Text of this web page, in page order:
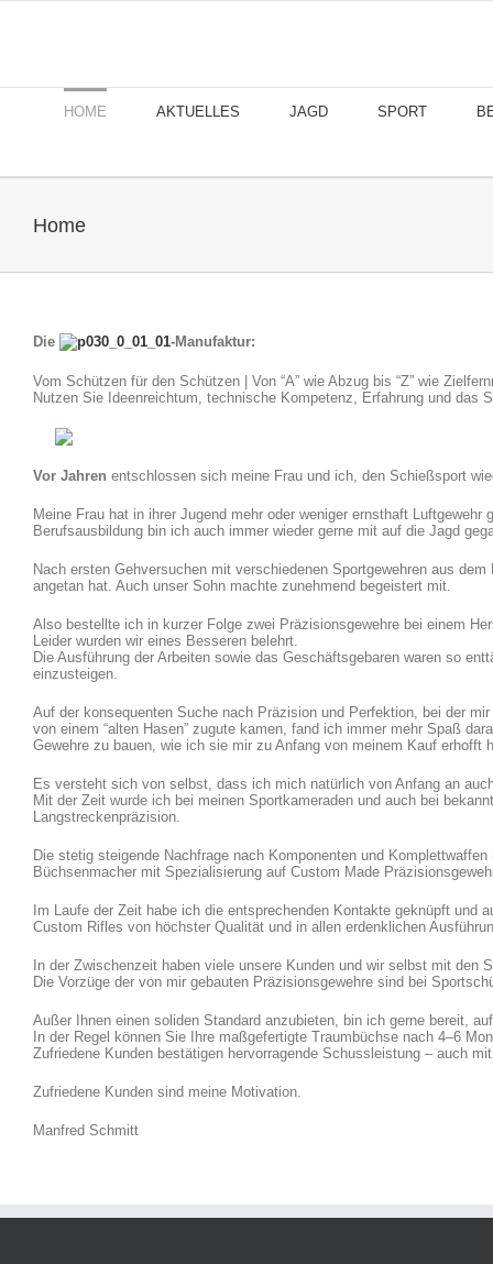
HOME AKTUELLES JAGD SPORT
Home
Die -Manufaktur:
Vom Schützen für den Schützen | Von “A” wie Abzug bis “Z” wie
Nutzen Sie Ideenreichtum, technische Kompetenz, Erfahrung und das
Vor Jahren entschlossen sich meine Frau und ich, den Schießsport
Meine Frau hat in ihrer Jugend mehr oder weniger ernsthaft
Berufsausbildung bin ich auch immer wieder gerne mit auf die Jagd
Nach ersten Gehversuchen mit verschiedenen Sportgewehren aus
angetan hat. Auch unser Sohn machte zunehmend begeistert mit.
Also bestellte ich in kurzer Folge zwei Präzisionsgewehre bei einem
Leider wurden wir eines Besseren belehrt.
Die Ausführung der Arbeiten sowie das Geschäftsgebaren waren so
einzusteigen.
Auf der konsequenten Suche nach Präzision und Perfektion, bei der
von einem “alten Hasen” zugute kamen, fand ich immer mehr Spaß
Gewehre zu bauen, wie ich sie mir zu Anfang von meinem Kauf erhofft
Es versteht sich von selbst, dass ich mich natürlich von Anfang an
Mit der Zeit wurde ich bei meinen Sportkameraden und auch bei
Langstreckenpräzision.
Die stetig steigende Nachfrage nach Komponenten und
Büchsenmacher mit Spezialisierung auf Custom Made
Im Laufe der Zeit habe ich die entsprechenden Kontakte geknüpft
Custom Rifles von höchster Qualität und in allen erdenklichen
In der Zwischenzeit haben viele unsere Kunden und wir selbst mit den
Die Vorzüge der von mir gebauten Präzisionsgewehre sind bei
Außer Ihnen einen soliden Standard anzubieten, bin ich gerne bereit,
In der Regel können Sie Ihre maßgefertigte Traumbüchse nach 4–6
Zufriedene Kunden bestätigen hervorragende Schussleistung – auch
Zufriedene Kunden sind meine Motivation.
Manfred Schmitt